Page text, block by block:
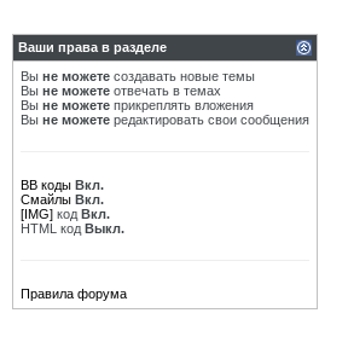
Ваши права в разделе
Вы не можете создавать новые темы
Вы не можете отвечать в темах
Вы не можете прикреплять вложения
Вы не можете редактировать свои сообщения
BB коды Вкл.
Смайлы Вкл.
[IMG] код Вкл.
HTML код Выкл.
Правила форума